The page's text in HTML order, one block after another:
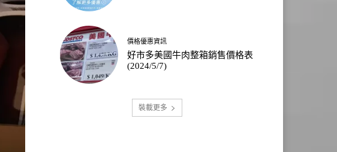
價格優惠資訊
好市多美國牛肉整箱銷售價格表
(2024/5/7)
裝載更多